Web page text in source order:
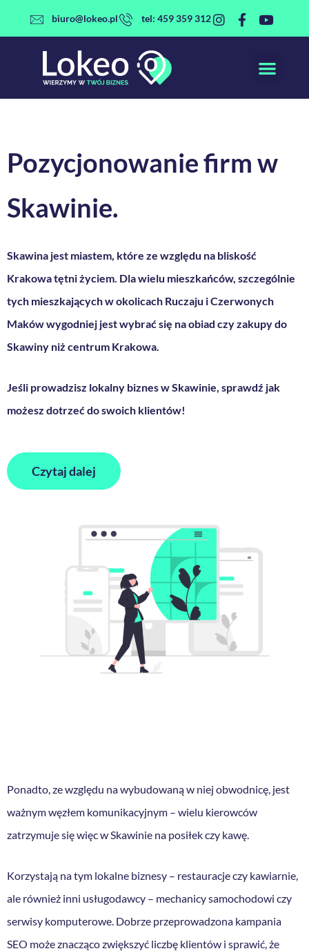
do
biuro@lokeo.pl tel: 459 359 312
Pozycjonowanie firm w
Skawinie.
Skawina jest miastem, które ze względu na bliskość
Krakowa tętni życiem. Dla wielu mieszkańców, szczególnie
tych mieszkających w okolicach Ruczaju i Czerwonych
Maków wygodniej jest wybrać się na obiad czy zakupy do
Skawiny niż centrum Krakowa.
Jeśli prowadzisz lokalny biznes w Skawinie, sprawdź jak
możesz dotrzeć do swoich klientów!
Czytaj dalej
Ponadto, ze względu na wybudowaną w niej obwodnicę, jest
ważnym węzłem komunikacyjnym – wielu kierowców
zatrzymuje się więc w Skawinie na posiłek czy kawę.
Korzystają na tym lokalne biznesy – restauracje czy kawiarnie,
ale również inni usługodawcy – mechanicy samochodowi czy
serwisy komputerowe. Dobrze przeprowadzona kampania
SEO może znacząco zwiększyć liczbę klientów i sprawić, że